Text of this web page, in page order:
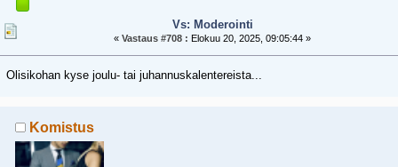
Vs: Moderointi
«Vastaus #708 : Elokuu 20, 2025, 09:05:44 »
Olisikohan kyse joulu- tai juhannuskalentereista...
Komistus